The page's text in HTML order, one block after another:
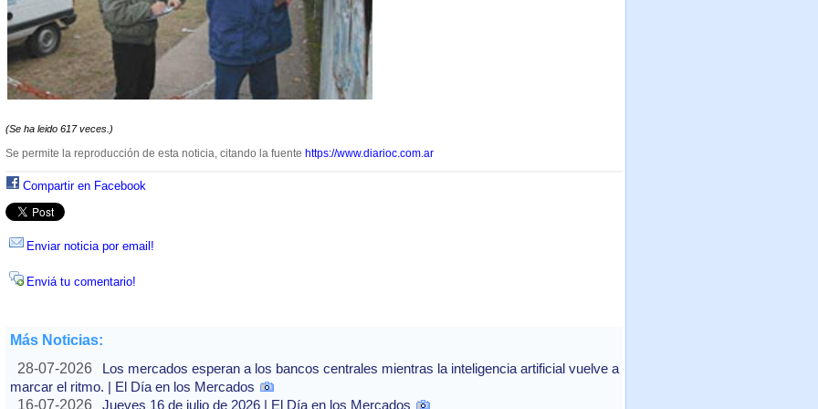
(Se ha leido 617 veces.)
Se permite la reproducción de esta noticia, citando la fuente https://www.diarioc.com.ar
Compartir en Facebook
Enviar noticia por email!
Enviá tu comentario!
Más Noticias:
28-07-2026
Los mercados esperan a los bancos centrales mientras la inteligencia artificial vuelve a
marcar el ritmo. | El Día en los Mercados
16-07-2026
Jueves 16 de julio de 2026 | El Día en los Mercados